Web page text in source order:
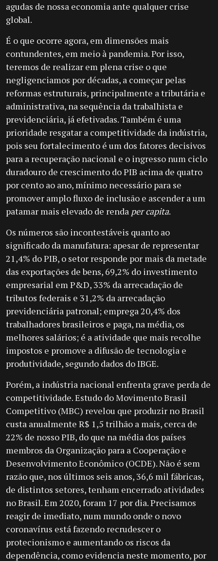
agudas de nossa economia ante qualquer crise
global.
É o que ocorre agora, em dimensões mais
contundentes, em meio à pandemia. Por isso,
teremos de realizar em plena crise o que
negligenciamos por décadas, a começar pelas
reformas estruturais, principalmente a tributária e
administrativa, na sequência da trabalhista e
previdenciária, já efetivadas. Também é uma
prioridade resgatar a competitividade da indústria,
pois seu fortalecimento é um dos fatores decisivos
para a recuperação nacional e o ingresso num ciclo
duradouro de crescimento do PIB acima de quatro
por cento ao ano, mínimo necessário para se
promover amplo fluxo de inclusão e ascender a um
patamar mais elevado de renda per capita.
Os números são incontestáveis quanto ao
significado da manufatura: apesar de representar
21,4% do PIB, o setor responde por mais da metade
das exportações de bens, 69,2% do investimento
empresarial em P&D, 33% da arrecadação de
tributos federais e 31,2% da arrecadação
previdenciária patronal; emprega 20,4% dos
trabalhadores brasileiros e paga, na média, os
melhores salários; é a atividade que mais recolhe
impostos e promove a difusão de tecnologia e
produtividade, segundo dados do IBGE.
Porém, a indústria nacional enfrenta grave perda de
competitividade. Estudo do Movimento Brasil
Competitivo (MBC) revelou que produzir no Brasil
custa anualmente R$ 1,5 trilhão a mais, cerca de
22% de nosso PIB, do que na média dos países
membros da Organização para a Cooperação e
Desenvolvimento Econômico (OCDE). Não é sem
razão que, nos últimos seis anos, 36,6 mil fábricas,
de distintos setores, tenham encerrado atividades
no Brasil. Em 2020, foram 17 por dia. Precisamos
reagir de imediato, num mundo onde o novo
coronavírus está fazendo recrudescer o
protecionismo e aumentando os riscos da
dependência, como evidencia neste momento, por